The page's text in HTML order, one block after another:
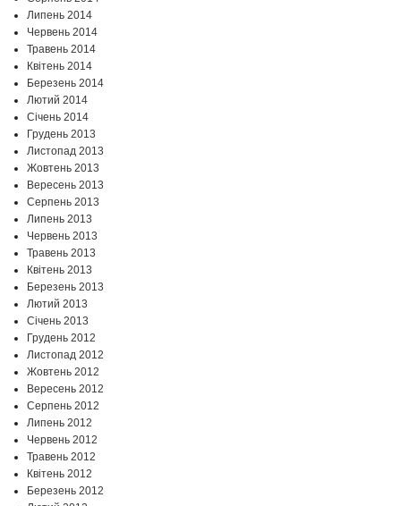
Липень 2014
Червень 2014
Травень 2014
Квітень 2014
Березень 2014
Лютий 2014
Січень 2014
Грудень 2013
Листопад 2013
Жовтень 2013
Вересень 2013
Серпень 2013
Липень 2013
Червень 2013
Травень 2013
Квітень 2013
Березень 2013
Лютий 2013
Січень 2013
Грудень 2012
Листопад 2012
Жовтень 2012
Вересень 2012
Серпень 2012
Липень 2012
Червень 2012
Травень 2012
Квітень 2012
Березень 2012